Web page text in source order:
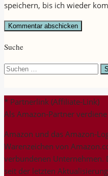
speichern, bis ich wieder
Suche
Suchen
* Partnerlink (Affiliate-Link)
Als Amazon-Partner
Amazon und das Amazon-
Warenzeichen von
verbundenen Unternehmen.
seit der letzten